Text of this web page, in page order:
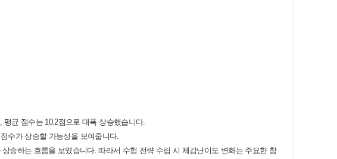
균 점수는 10.2점으로 대폭 상승했습니다.
수가 상승할 가능성을 보여줍니다.
승하는 흐름을 보였습니다. 따라서 수험 전략 수립 시 체감난이도 변화는 주요한 참